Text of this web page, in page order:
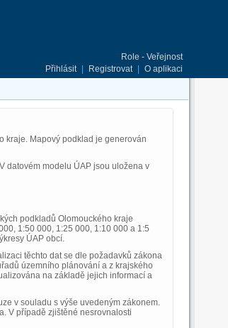
Role - Veřejnost
Přihlásit
Registrovat O aplikaci
kraje. Mapový podklad je generován
datovém modelu ÚAP jsou uložena v
podkladů Olomouckého kraje
1:50 000, 1:25 000, 1:10 000 a 1:5
ÚAP obcí.
těchto dat se dle požadavků zákona
územního plánování a z krajského
na základě jejich informací a
v souladu s výše uvedeným zákonem.
V případě zjištěné nesrovnalosti